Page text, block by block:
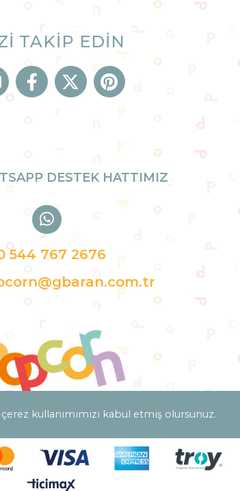
TAKİP EDİN
DESTEK HATTIMIZ
544 767 2676
kullanımımızı kabul etmiş olursunuz.